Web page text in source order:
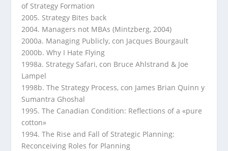
of Strategy Formation
2005. Strategy Bites back
2004. Managers not MBAs (Mintzberg, 2004)
2000a. Managing Publicly, con Jacques Bourgault
2000b. Why I Hate Flying
1998a. Strategy Safari, con Bruce Ahlstrand & Joe
Lampel
1998b. The Strategy Process, con James Brian Quinn y
Sumantra Ghoshal
1995. The Canadian Condition: Reflections of a «pure
cotton»
1994. The Rise and Fall of Strategic Planning:
Reconceiving Roles for Planning